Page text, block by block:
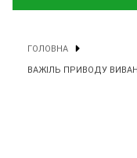
ГОЛОВНА
ВАЖІЛЬ ПРИВОДУ